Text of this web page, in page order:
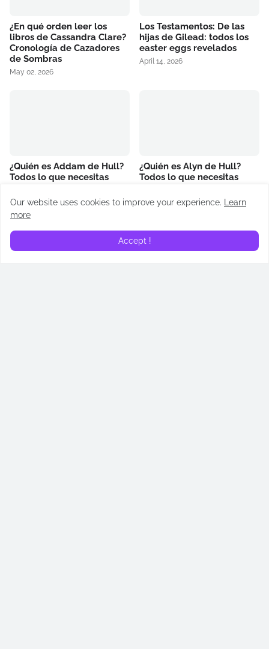
¿En qué orden leer los
libros de Cassandra Clare?
Cronología de Cazadores
de Sombras
May 02, 2026
Los Testamentos: De las
hijas de Gilead: todos los
easter eggs revelados
April 14, 2026
¿Quién es Addam de Hull?
Todos lo que necesitas
“La casa del dragón”
June 23, 2024
¿Quién es Alyn de Hull?
Todos lo que necesitas
“La casa del dragón”
Our website uses cookies to improve your experience.
Learn
more
Accept !